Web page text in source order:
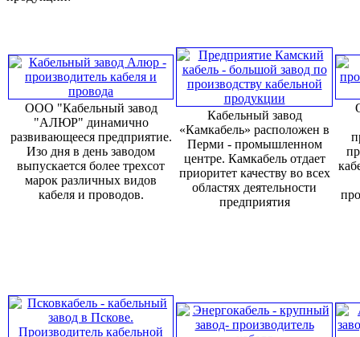
ООО "Кабельный завод
"АЛЮР" динамично
развивающееся предприятие.
Изо дня в день заводом
выпускается более трехсот
марок различных видов
кабеля и проводов.
Кабельный завод
«Камкабель» расположен в
Перми - промышленном
центре. Камкабель отдает
приоритет качеству во всех
областях деятельности
предприятия